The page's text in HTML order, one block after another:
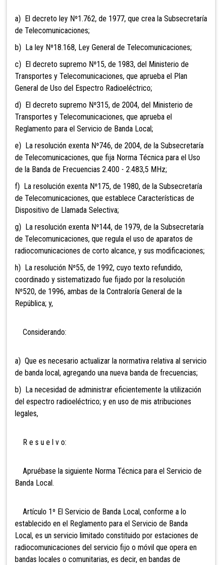
a) El decreto ley Nº1.762, de 1977, que crea la Subsecretaría
de Telecomunicaciones;
b) La ley Nº18.168, Ley General de Telecomunicaciones;
c) El decreto supremo Nº15, de 1983, del Ministerio de
Transportes y Telecomunicaciones, que aprueba el Plan
General de Uso del Espectro Radioeléctrico;
d) El decreto supremo Nº315, de 2004, del Ministerio de
Transportes y Telecomunicaciones, que aprueba el
Reglamento para el Servicio de Banda Local;
e) La resolución exenta Nº746, de 2004, de la Subsecretaría
de Telecomunicaciones, que fija Norma Técnica para el Uso
de la Banda de Frecuencias 2.400 - 2.483,5 MHz;
f) La resolución exenta Nº175, de 1980, de la Subsecretaría
de Telecomunicaciones, que establece Características de
Dispositivo de Llamada Selectiva;
g) La resolución exenta Nº144, de 1979, de la Subsecretaría
de Telecomunicaciones, que regula el uso de aparatos de
radiocomunicaciones de corto alcance, y sus modificaciones;
h) La resolución Nº55, de 1992, cuyo texto refundido,
coordinado y sistematizado fue fijado por la resolución
Nº520, de 1996, ambas de la Contraloría General de la
República; y,
Considerando:
a) Que es necesario actualizar la normativa relativa al servicio
de banda local, agregando una nueva banda de frecuencias;
b) La necesidad de administrar eficientemente la utilización
del espectro radioeléctrico; y en uso de mis atribuciones
legales,
R e s u e l v o:
Apruébase la siguiente Norma Técnica para el Servicio de
Banda Local.
Artículo 1º El Servicio de Banda Local, conforme a lo
establecido en el Reglamento para el Servicio de Banda
Local, es un servicio limitado constituido por estaciones de
radiocomunicaciones del servicio fijo o móvil que opera en
bandas locales o comunitarias, es decir, en bandas de